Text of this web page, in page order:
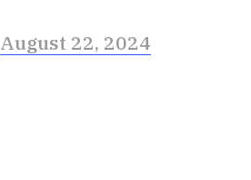
August 22, 2024